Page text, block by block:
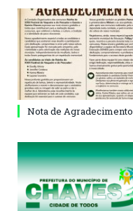
Nota de Agradecimento